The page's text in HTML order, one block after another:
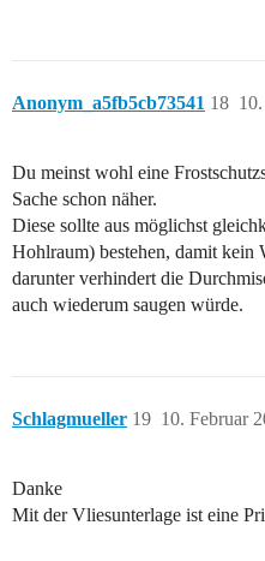
Anonym_a5fb5cb73541 18
Du meinst wohl eine
Sache schon näher.
Diese sollte aus möglichst
Hohlraum) bestehen, damit kein
darunter verhindert die
auch wiederum saugen würde.
Schlagmueller 10. Februar
19
Danke
Mit der Vliesunterlage ist eine